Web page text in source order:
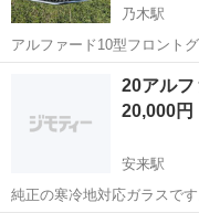
乃木駅
アルファード10型フロントグリルになりま
20アルフ
20,000円
安来駅
純正の寒冷地対応ガラスです